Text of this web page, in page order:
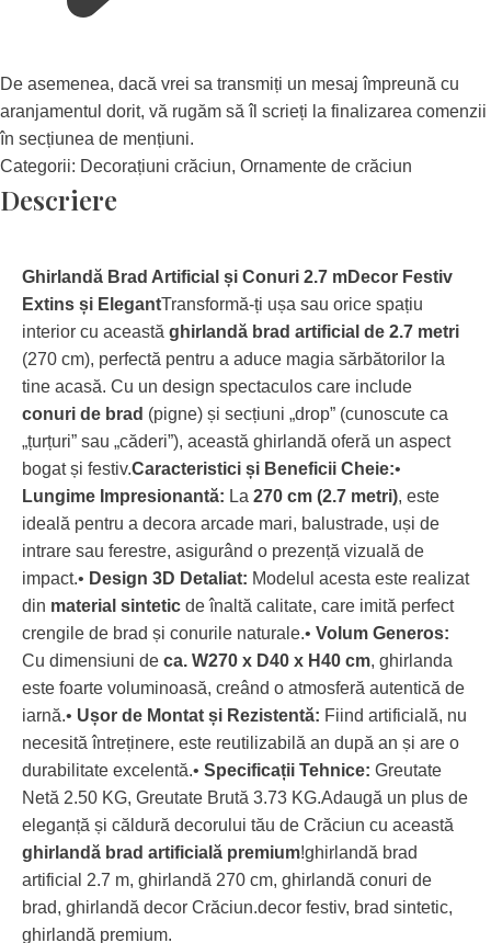
De asemenea, dacă vrei sa transmiți un mesaj împreună cu
aranjamentul dorit, vă rugăm să îl scrieți la finalizarea comenzii
în secțiunea de mențiuni.
Categorii: Decorațiuni crăciun, Ornamente de crăciun
Descriere
Ghirlandă Brad Artificial și Conuri 2.7 mDecor Festiv
Extins și ElegantTransformă-ți ușa sau orice spațiu
interior cu această ghirlandă brad artificial de 2.7 metri
(270 cm), perfectă pentru a aduce magia sărbătorilor la
tine acasă. Cu un design spectaculos care include
conuri de brad (pigne) și secțiuni „drop” (cunoscute ca
„țurțuri” sau „căderi”), această ghirlandă oferă un aspect
bogat și festiv.Caracteristici și Beneficii Cheie:•
Lungime Impresionantă: La 270 cm (2.7 metri), este
ideală pentru a decora arcade mari, balustrade, uși de
intrare sau ferestre, asigurând o prezență vizuală de
impact.• Design 3D Detaliat: Modelul acesta este realizat
din material sintetic de înaltă calitate, care imită perfect
crengile de brad și conurile naturale.• Volum Generos:
Cu dimensiuni de ca. W270 x D40 x H40 cm, ghirlanda
este foarte voluminoasă, creând o atmosferă autentică de
iarnă.• Ușor de Montat și Rezistentă: Fiind artificială, nu
necesită întreținere, este reutilizabilă an după an și are o
durabilitate excelentă.• Specificații Tehnice: Greutate
Netă 2.50 KG, Greutate Brută 3.73 KG.Adaugă un plus de
eleganță și căldură decorului tău de Crăciun cu această
ghirlandă brad artificială premium!ghirlandă brad
artificial 2.7 m, ghirlandă 270 cm, ghirlandă conuri de
brad, ghirlandă decor Crăciun.decor festiv, brad sintetic,
ghirlandă premium.